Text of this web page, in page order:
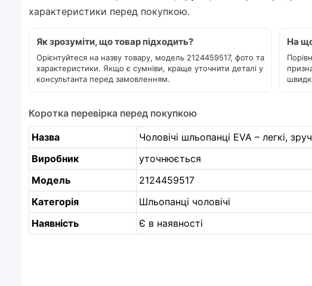
характеристики перед покупкою.
Як зрозуміти, що товар підходить?
Орієнтуйтеся на назву товару, модель 2124459517, фото та
характеристики. Якщо є сумніви, краще уточнити деталі у
консультанта перед замовленням.
На
Коротка перевірка перед покупкою
Назва
Чоловічі шльопанці EVA – легкі,
Виробник
уточнюється
Модель
2124459517
Категорія
Шльопанці чоловічі
Наявність
Є в наявності